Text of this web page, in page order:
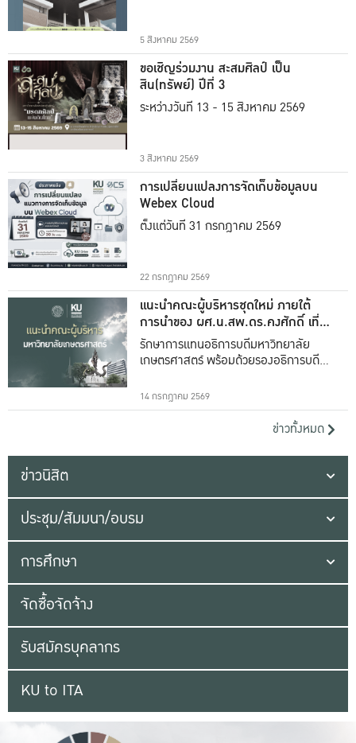
5 สิงหาคม 2569
ขอเชิญร่วมงาน สะสมศิลป์ เป็น
สิน(ทรัพย์) ปีที่ 3
ระหว่างวันที่ 13 - 15 สิงหาคม 2569
3 สิงหาคม 2569
การเปลี่ยนแปลงการจัดเก็บข้อมูลบน
Webex Cloud
ตั้งแต่วันที่ 31 กรกฎาคม 2569
22 กรกฎาคม 2569
แนะนำคณะผู้บริหารชุดใหม่ ภายใต้
การนำของ ผศ.น.สพ.ดร.คงศักดิ์ เที่ยง
ธรรม
รักษาการแทนอธิการบดีมหาวิทยาลัย
เกษตรศาสตร์ พร้อมด้วยรองอธิการบดีทั้ง
14 กรกฎาคม 2569
ข่าวทั้งหมด
ข่าวนิสิต
ประชุม/สัมมนา/อบรม
การศึกษา
จัดซื้อจัดจ้าง
รับสมัครบุคลากร
KU to ITA